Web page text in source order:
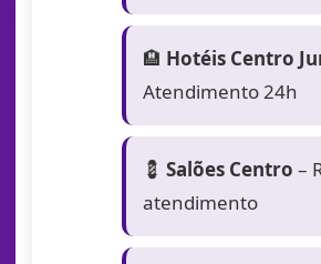
🏨 Hotéis Centro
Atendimento 24h
💈 Salões Centro –
atendimento